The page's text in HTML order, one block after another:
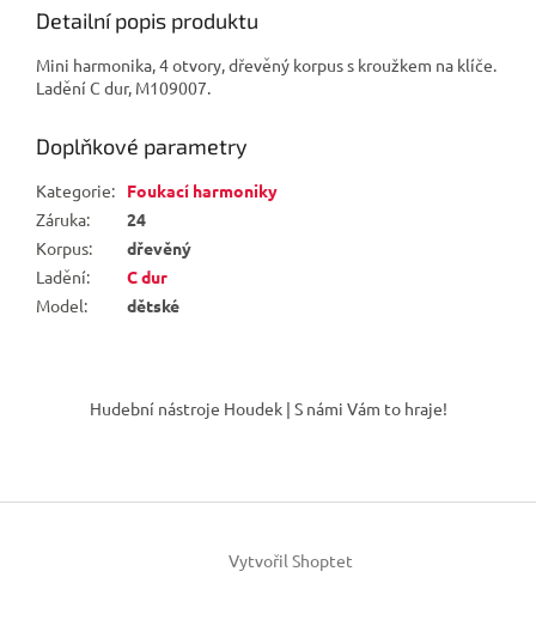
Detailní popis produktu
Mini harmonika, 4 otvory, dřevěný korpus s kroužkem na klíče.
Ladění C dur, M109007.
Doplňkové parametry
Kategorie:
Foukací harmoniky
Záruka:
24
Korpus:
dřevěný
Ladění:
C dur
Model: dětské
í
Hudební nástroje Houdek | S námi Vám to hraje!
Vytvořil Shoptet